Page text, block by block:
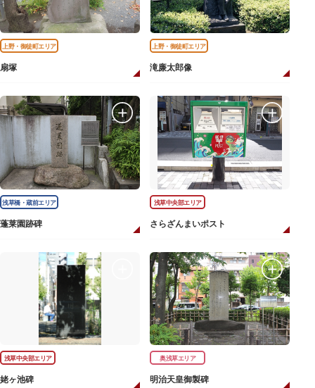
上野・御徒町エリア
扇塚
上野・御徒町エリア
滝廉太郎像
浅草橋・蔵前エリア
蓬莱園跡碑
浅草中央部エリア
さらざんまいポスト
浅草中央部エリア
姥ヶ池碑
奥浅草エリア
明治天皇御製碑